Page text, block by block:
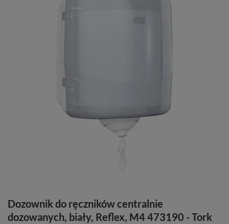
Dozownik do ręczników centralnie
dozowanych, biały, Reflex, M4 473190 - Tork